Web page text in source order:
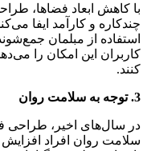
با کاهش ابعاد فضاها،
چندکاره و کارآمد ایفا
استفاده از مبلمان
کاربران این امکان را
کنند.
3. توجه به سلامت روان
در سال‌های اخیر، طراحی
سلامت روان افراد